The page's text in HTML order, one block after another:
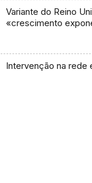
Variante do Reino
«crescimento
Intervenção na rede